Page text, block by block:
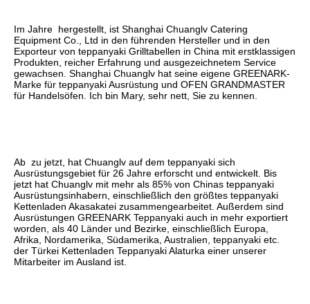
Im Jahre  hergestellt, ist Shanghai Chuanglv Catering
Equipment Co., Ltd in den führenden Hersteller und in den
Exporteur von teppanyaki Grilltabellen in China mit erstklassigen
Produkten, reicher Erfahrung und ausgezeichnetem Service
gewachsen. Shanghai Chuanglv hat seine eigene GREENARK-
Marke für teppanyaki Ausrüstung und OFEN GRANDMASTER
für Handelsöfen. Ich bin Mary, sehr nett, Sie zu kennen.
Ab  zu jetzt, hat Chuanglv auf dem teppanyaki sich
Ausrüstungsgebiet für 26 Jahre erforscht und entwickelt. Bis
jetzt hat Chuanglv mit mehr als 85% von Chinas teppanyaki
Ausrüstungsinhabern, einschließlich den größtes teppanyaki
Kettenladen Akasakatei zusammengearbeitet. Außerdem sind
Ausrüstungen GREENARK Teppanyaki auch in mehr exportiert
worden, als 40 Länder und Bezirke, einschließlich Europa,
Afrika, Nordamerika, Südamerika, Australien, teppanyaki etc.
der Türkei Kettenladen Teppanyaki Alaturka einer unserer
Mitarbeiter im Ausland ist.